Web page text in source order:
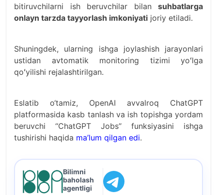
bitiruvchilarni ish beruvchilar bilan suhbatlarga
onlayn tarzda tayyorlash imkoniyati joriy etiladi.
Shuningdek, ularning ishga joylashish jarayonlari
ustidan avtomatik monitoring tizimi yoʻlga
qoʻyilishi rejalashtirilgan.
Eslatib o‘tamiz, OpenAI avvalroq ChatGPT
platformasida kasb tanlash va ish topishga yordam
beruvchi ‘‘ChatGPT Jobs’’ funksiyasini ishga
tushirishi haqida ma’lum qilgan edi.
Bilimni
baholash
agentligi